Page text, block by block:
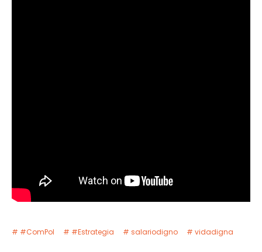
#ComPol #Estrategia salariodigno vidadigna